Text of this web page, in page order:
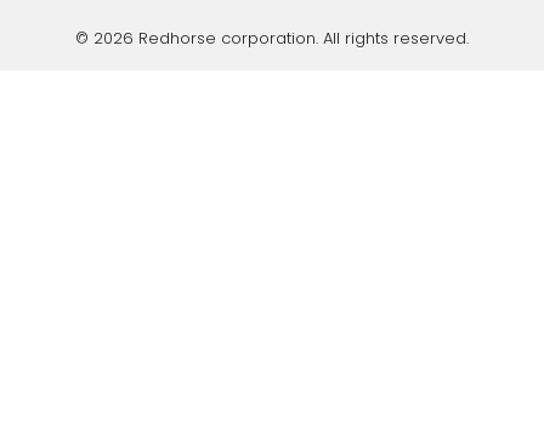
© 2026 Redhorse corporation. All rights reserved.